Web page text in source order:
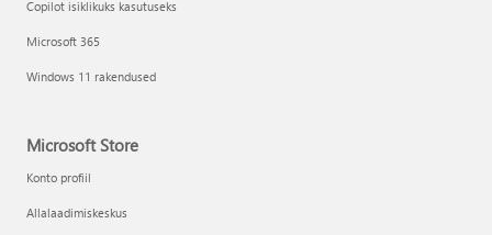
Copilot isiklikuks kasutuseks
Microsoft 365
Windows 11 rakendused
Microsoft Store
Konto profiil
Allalaadimiskeskus